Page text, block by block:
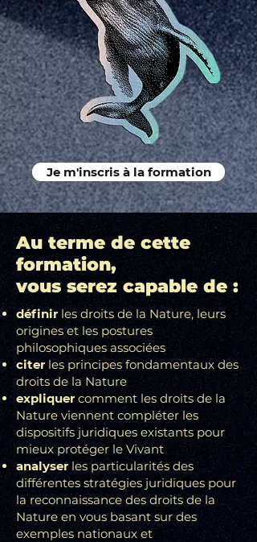
Je m'inscris à la formation
Au terme de cette
formation,
vous serez capable de :
définir les droits de la Nature, leurs
origines et les postures
philosophiques associées
citer les principes fondamentaux des
droits de la Nature
expliquercomment les droits de la
Nature viennent compléter les
dispositifs juridiques existants pour
mieux protéger le Vivant
analyserles particularités des
différentes stratégies juridiques pour
la reconnaissance des droits de la
Nature en vous basant sur des
exemples nationaux et